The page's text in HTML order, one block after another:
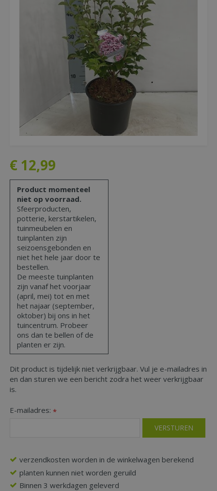
€ 12,99
Product momenteel
niet op voorraad.
Sfeerproducten,
potterie, kerstartikelen,
tuinmeubelen en
tuinplanten zijn
seizoensgebonden en
niet het hele jaar door te
bestellen.
De meeste tuinplanten
zijn vanaf het voorjaar
(april, mei) tot en met
het najaar (september,
oktober) bij ons in het
tuincentrum. Probeer
ons dan te bellen of de
planten er zijn.
Dit product is tijdelijk niet verkrijgbaar. Vul je e-mailadres in
en dan sturen we een bericht zodra het weer verkrijgbaar
is.
E-mailadres: *
verzendkosten worden in de winkelwagen berekend
planten kunnen niet worden geruild
Binnen 3 werkdagen geleverd